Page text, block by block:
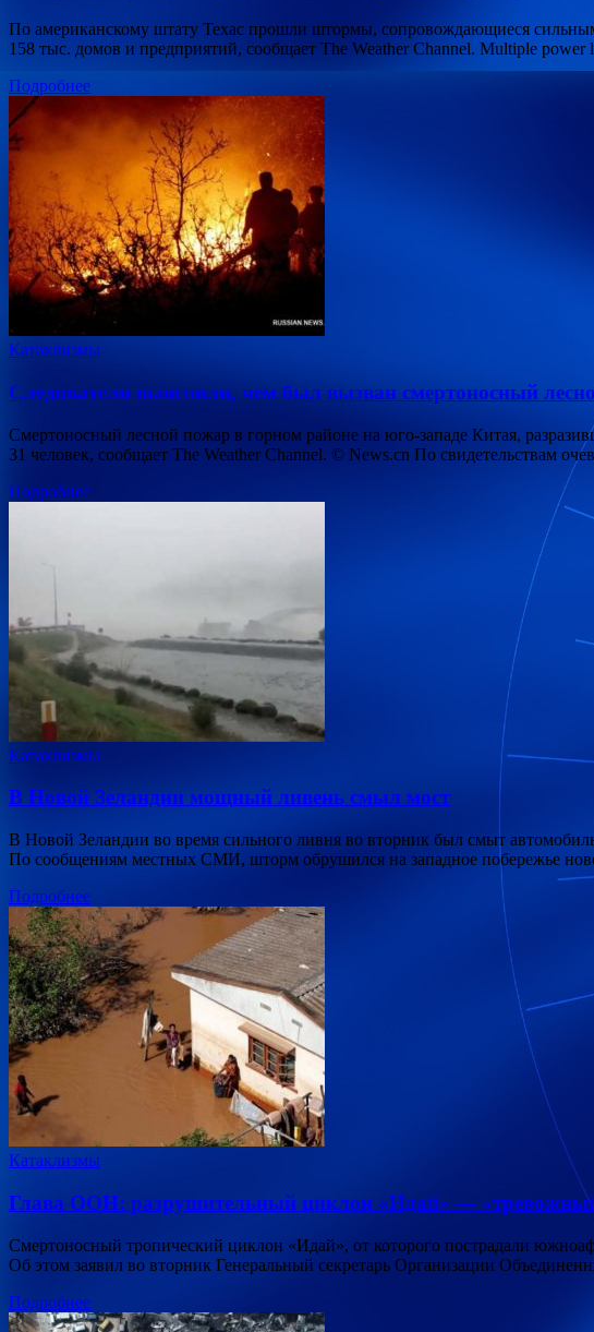
По американскому штату Техас прошли штормы, сопровождающиеся
158 тыс. домов и предприятий, сообщает The Weather Channel. Multiple
Подробнее
Катаклизмы
Следователи выяснили, чем был вызван смертоносный
Смертоносный лесной пожар в горном районе на юго-западе Китая,
31 человек, сообщает The Weather Channel. © News.cn По свидетельствам
Подробнее
Катаклизмы
В Новой Зеландии мощный ливень смыл мост
В Новой Зеландии во время сильного ливня во вторник был смыт
По сообщениям местных СМИ, шторм обрушился на западное побережье
Подробнее
Катаклизмы
Глава ООН: разрушительный циклон «Идай» — «тревожный
Смертоносный тропический циклон «Идай», от которого пострадали
Об этом заявил во вторник Генеральный секретарь Организации
Подробнее